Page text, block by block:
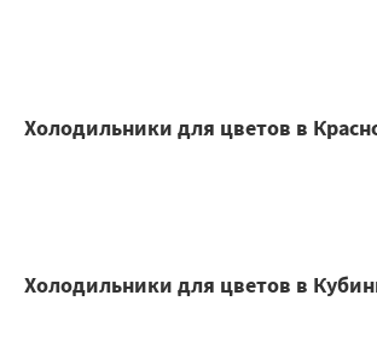
Холодильники для цветов в
Холодильники для цветов в